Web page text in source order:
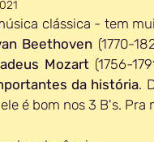
clássica - tem
Beethoven (1770-
Mozart (1756-
da história.
é bom nos 3 B's. Pra